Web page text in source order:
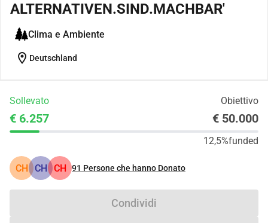
ALTERNATIVEN.SIND.MACHBAR'
Clima e Ambiente
location_on Deutschland
Sollevato Obiettivo
€ 6.257 € 50.000
12,5%funded
CH CH CH 91 Persone che hanno Donato
Condividi